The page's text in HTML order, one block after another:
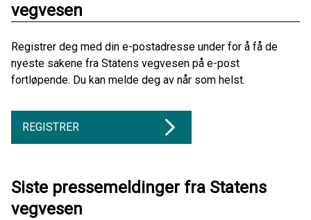
vegvesen
Registrer deg med din e-postadresse under for å få de
nyeste sakene fra Statens vegvesen på e-post
fortløpende. Du kan melde deg av når som helst.
REGISTRER
Siste pressemeldinger fra Statens
vegvesen